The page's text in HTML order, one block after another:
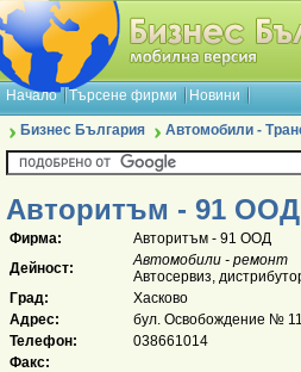
Начало Търсене фирми Новини
Бизнес България Автомобили -
Авторитъм - 91 ООД
Фирма:
Авторитъм - 91 ООД
Дейност:
Автомобили - ремонт
Автосервиз,
Град:
Хасково
Адрес:
бул. Освобождение №
Телефон:
038661014
Факс: